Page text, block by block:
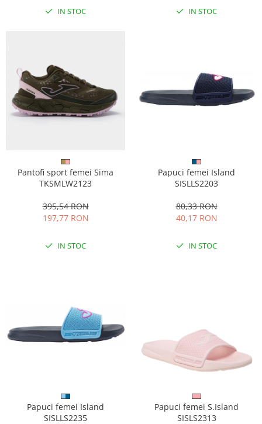
IN STOC IN STOC
Pantofi sport femei Sima
TKSMLW2123
395,54 RON
197,77 RON
IN STOC
Papuci femei Island
SISLLS2203
80,33 RON
40,17 RON
IN STOC
Papuci femei Island
SISLLS2235
Papuci femei S.Island
SISLS2313